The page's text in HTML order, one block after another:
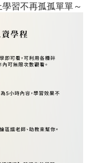
習不再孤孤單單～